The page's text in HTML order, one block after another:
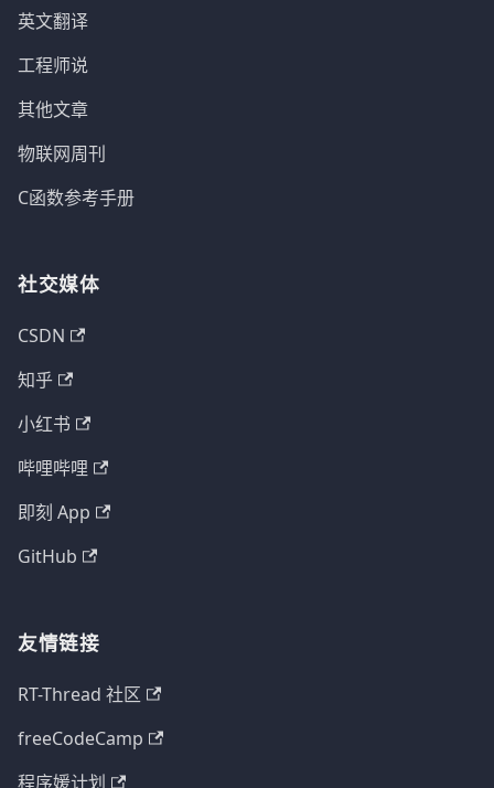
英文翻译
工程师说
其他文章
物联网周刊
C函数参考手册
社交媒体
CSDN
知乎
小红书
哔哩哔哩
即刻 App
GitHub
友情链接
RT-Thread 社区
freeCodeCamp
程序媛计划